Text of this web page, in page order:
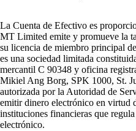
La Cuenta de Efectivo es
MT Limited emite y promueve la
su licencia de miembro principal
es una sociedad limitada
mercantil C 90348 y oficina
Mikiel Ang Borg, SPK 1000, St.
autorizada por la Autoridad de
emitir dinero electrónico en virtud
instituciones financieras que
electrónico.